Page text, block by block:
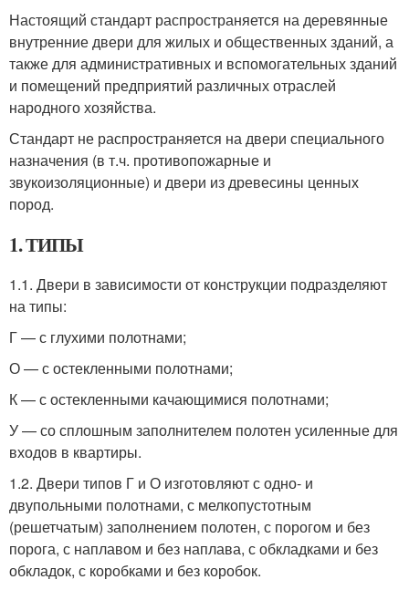
Настоящий стандарт распространяется на деревянные
внутренние двери для жилых и общественных зданий, а
также для административных и вспомогательных зданий
и помещений предприятий различных отраслей
народного хозяйства.
Стандарт не распространяется на двери специального
назначения (в т.ч. противопожарные и
звукоизоляционные) и двери из древесины ценных
пород.
1. ТИПЫ
1.1. Двери в зависимости от конструкции подразделяют
на типы:
Г — с глухими полотнами;
О — с остекленными полотнами;
К — с остекленными качающимися полотнами;
У — со сплошным заполнителем полотен усиленные для
входов в квартиры.
1.2. Двери типов Г и О изготовляют с одно- и
двупольными полотнами, с мелкопустотным
(решетчатым) заполнением полотен, с порогом и без
порога, с наплавом и без наплава, с обкладками и без
обкладок, с коробками и без коробок.